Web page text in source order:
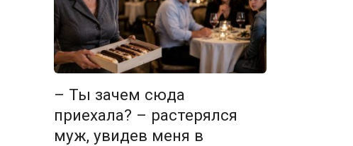
– Ты зачем сюда
приехала? – растерялся
муж, увидев меня в